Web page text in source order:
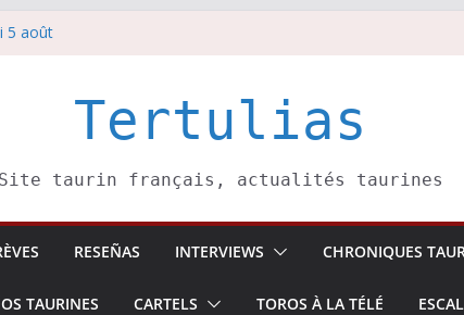
5 août
Tertulias
Site taurin français, actualités taurines
RESEÑAS INTERVIEWS CHRONIQUES
TAURINES CARTELS TOROS À LA TÉLÉ